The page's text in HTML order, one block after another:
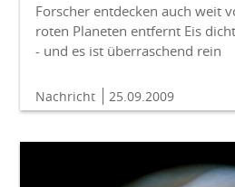
Forscher entdecken auch weit
roten Planeten entfernt Eis
- und es ist überraschend rein
Nachricht 25.09.2009